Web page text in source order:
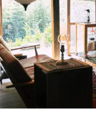
LOCATION
カフェやオフィスなど
SIZE&PRICE
広さと利用料金で探す
ALL FILTER
すべての選択肢からス
ALL FILTER
すべての選択肢か
スタジオ一覧
マップから探す
お気に入り